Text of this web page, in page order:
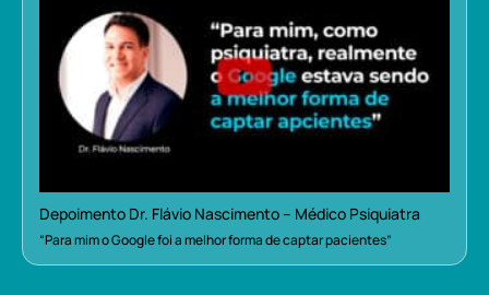
Depoimento Dr. Flávio Nascimento – Médico Psiquiatra
“Para mim o Google foi a melhor forma de captar pacientes”